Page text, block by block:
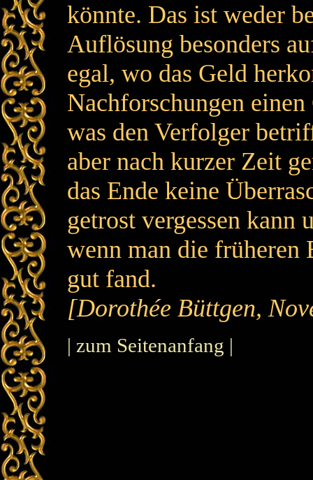
könnte. Das ist weder
Auflösung besonders
egal, wo das Geld
Nachforschungen
was den Verfolger
aber nach kurzer Zeit
das Ende keine
getrost vergessen kann
wenn man die früheren
gut fand.
[Dorothée Büttgen,
| zum Seitenanfang |